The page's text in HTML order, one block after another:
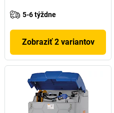
5-6 týždne
Zobraziť 2 variantov